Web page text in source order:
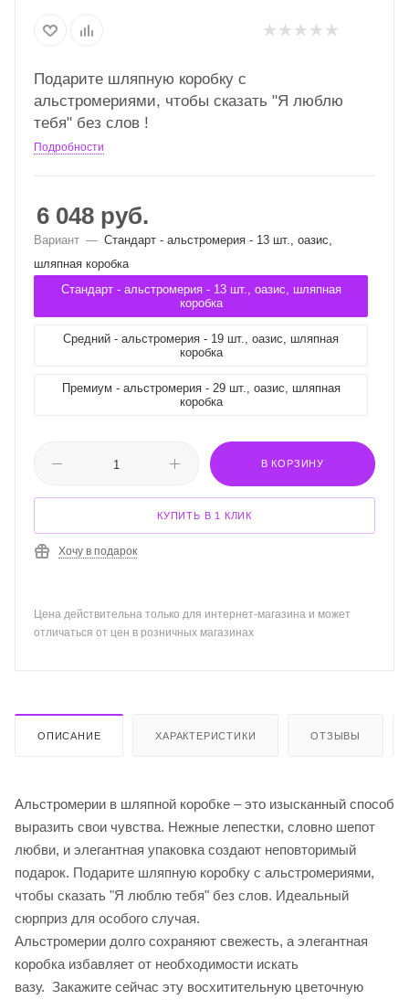
Подарите шляпную коробку с
альстромериями, чтобы сказать "Я люблю
тебя" без слов !
Подробности
6 048 руб.
Вариант — Стандарт - альстромерия - 13 шт., оазис,
шляпная коробка
Стандарт - альстромерия - 13 шт., оазис, шляпная
коробка
Средний - альстромерия - 19 шт., оазис, шляпная
коробка
Премиум - альстромерия - 29 шт., оазис, шляпная
коробка
В КОРЗИНУ
КУПИТЬ В 1 КЛИК
Хочу в подарок
Цена действительна только для интернет-магазина и может
отличаться от цен в розничных магазинах
ОПИСАНИЕ ХАРАКТЕРИСТИКИ ОТЗЫВЫ
Альстромерии в шляпной коробке – это изысканный способ
выразить свои чувства. Нежные лепестки, словно шепот
любви, и элегантная упаковка создают неповторимый
подарок. Подарите шляпную коробку с альстромериями,
чтобы сказать "Я люблю тебя" без слов. Идеальный
сюрприз для особого случая.
Альстромерии долго сохраняют свежесть, а элегантная
коробка избавляет от необходимости искать
вазу. Закажите сейчас эту восхитительную цветочную